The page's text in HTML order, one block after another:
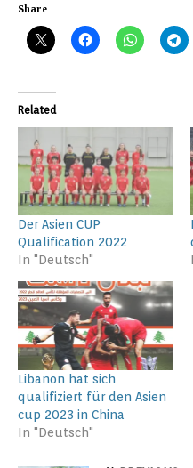
Share
Related
Der Asien CUP
Qualification 2022
In "Deutsch"
Libanon hat sich
qualifiziert für den Asien
cup 2023 in China
In "Deutsch"